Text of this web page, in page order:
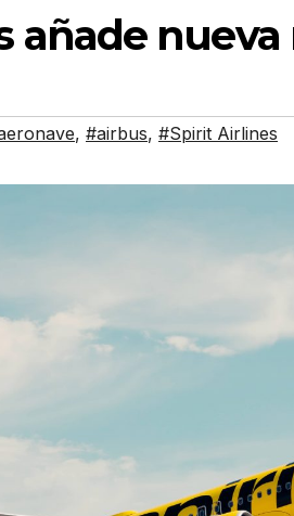
añade nueva
, #airbus, #Spirit Airlines